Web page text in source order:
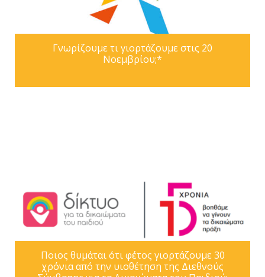
Γνωρίζουμε τι γιορτάζουμε στις 20
Νοεμβρίου;*
Ποιος θυμάται ότι φέτος γιορτάζουμε 30
χρόνια από την υιοθέτηση της Διεθνούς